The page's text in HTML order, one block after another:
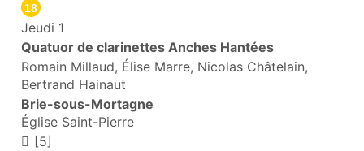
18
Jeudi 1
Quatuor de clarinettes Anches Hantées
Romain Millaud, Élise Marre, Nicolas Châtelain,
Bertrand Hainaut
Brie-sous-Mortagne
Église Saint-Pierre
[5]